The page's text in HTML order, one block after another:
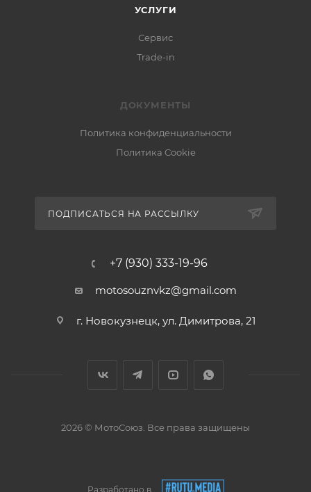
УСЛУГИ
Сервис
Trade-in
ДОКУМЕНТЫ
Политика конфиденциальности
Политика Cookie
ПОДПИСАТЬСЯ НА РАССЫЛКУ
+7 (930) 333-19-96
motosouznvkz@gmail.com
г. Новокузнецк, ул. Димитрова, 21
2026 © МотоСоюз. Все права защищены
Разработано в